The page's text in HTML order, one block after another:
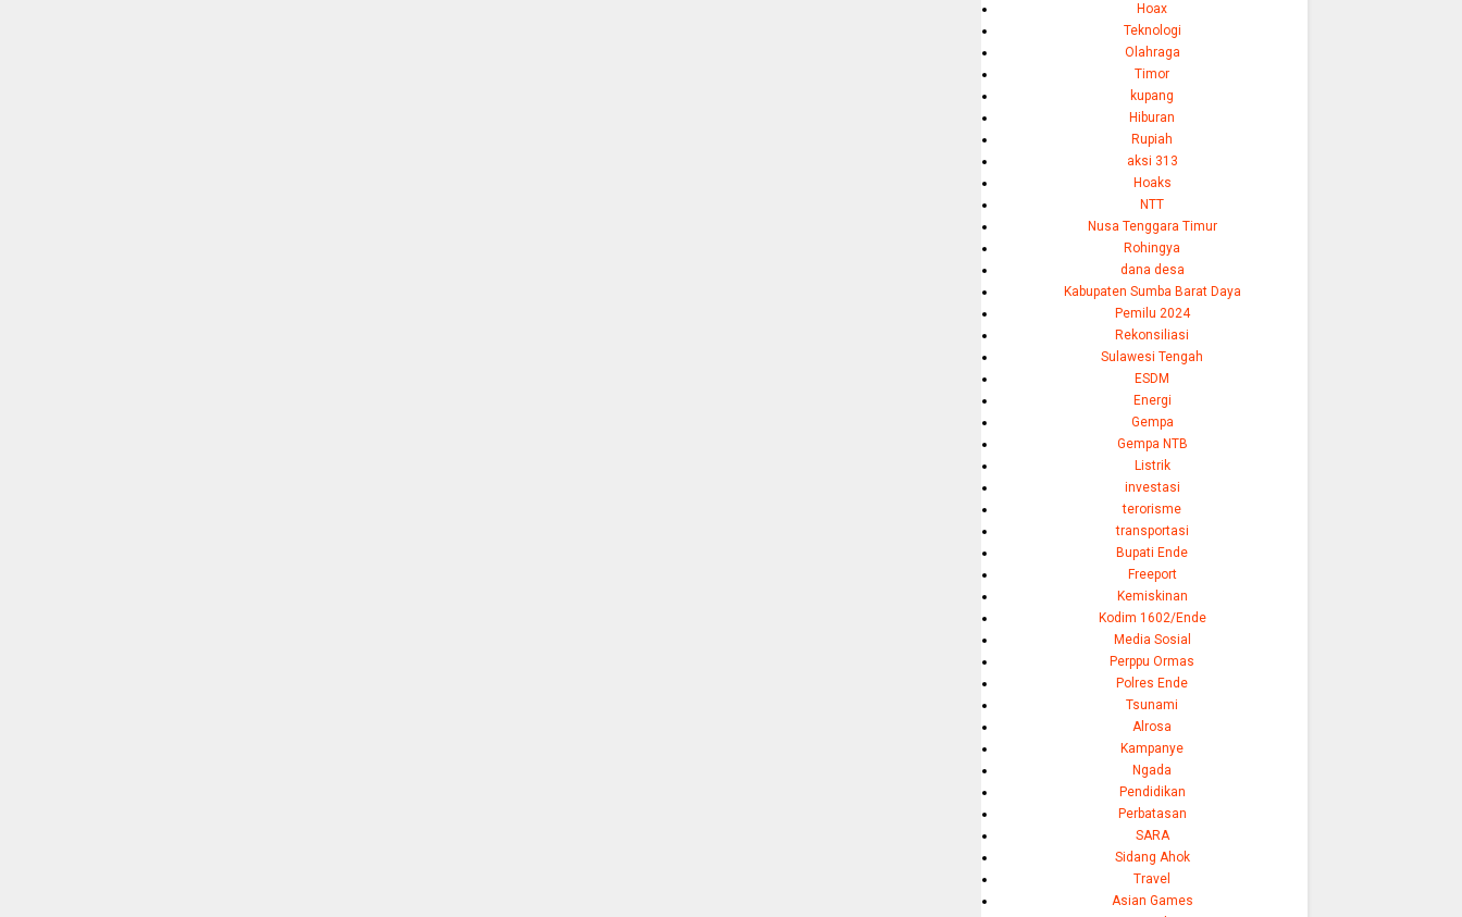
Hoax
Teknologi
Olahraga
Timor
kupang
Hiburan
Rupiah
aksi 313
Hoaks
NTT
Nusa Tenggara Timur
Rohingya
dana desa
Kabupaten Sumba Barat Daya
Pemilu 2024
Rekonsiliasi
Sulawesi Tengah
ESDM
Energi
Gempa
Gempa NTB
Listrik
investasi
terorisme
transportasi
Bupati Ende
Freeport
Kemiskinan
Kodim 1602/Ende
Media Sosial
Perppu Ormas
Polres Ende
Tsunami
Alrosa
Kampanye
Ngada
Pendidikan
Perbatasan
SARA
Sidang Ahok
Travel
Asian Games